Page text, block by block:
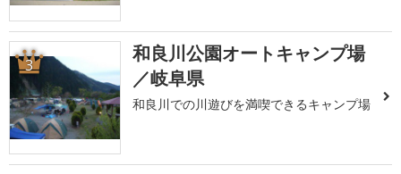
3
和良川公園オートキャンプ場
／岐阜県
和良川での川遊びを満喫できるキャンプ場